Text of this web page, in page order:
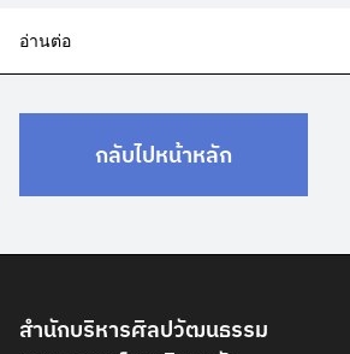
อ่านต่อ
กลับไปหน้าหลัก
สำนักบริหารศิลปวัฒนธรรม